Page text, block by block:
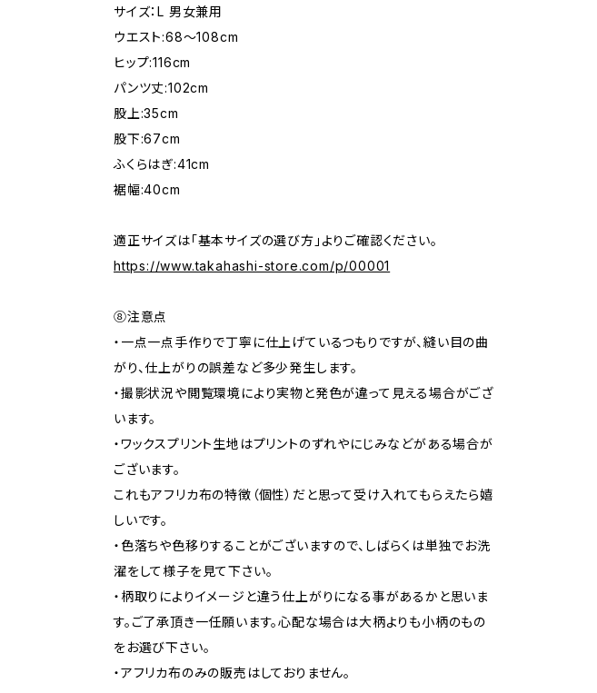
サイズ：L 男女兼用
ウエスト:68〜108cm
ヒップ:116cm
パンツ丈:102cm
股上:35cm
股下:67cm
ふくらはぎ:41cm
裾幅:40cm
適正サイズは「基本サイズの選び方」よりご確認ください。
https://www.takahashi-store.com/p/00001
⑧注意点
・一点一点手作りで丁寧に仕上げているつもりですが、縫い目の曲
がり、仕上がりの誤差など多少発生します。
・撮影状況や閲覧環境により実物と発色が違って見える場合がござ
います。
・ワックスプリント生地はプリントのずれやにじみなどがある場合が
ございます。
これもアフリカ布の特徴（個性）だと思って受け入れてもらえたら嬉
しいです。
・色落ちや色移りすることがございますので、しばらくは単独でお洗
濯をして様子を見て下さい。
・柄取りによりイメージと違う仕上がりになる事があるかと思いま
す。ご了承頂き一任願います。心配な場合は大柄よりも小柄のもの
をお選び下さい。
・アフリカ布のみの販売はしておりません。